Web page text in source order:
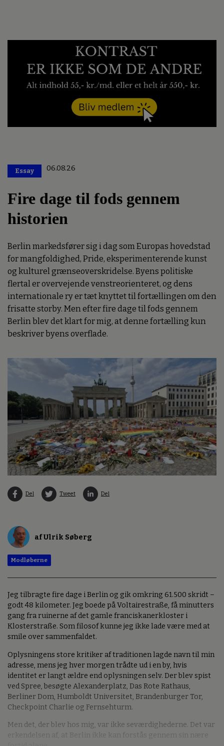
Essay 06.08.26
Fire dage til fods gennem
historien
Berlin markedsfører sig i dag som Europas hovedstad
for mangfoldighed, Pride, eksperimenterende kunst
og kulturel grænseoverskridelse. Byens politiske
flertal er overvejende venstreorienteret, og dens
internationale ry er tæt knyttet til fortællingen om den
frisatte storby. Men efter fire dage til fods gennem
Berlin blev det klart for mig, at denne fortælling kun
beskriver byens overflade.
Del Tweet Del
af Ulrik Søberg
Modløberne
Jeg tilbragte fire dage i Berlin og gik omkring 61.500 skridt –
godt 48 kilometer. Jeg boede på Voltairestraße, få minutters
gang fra ruinerne af det gamle franciskanerkloster i
Klosterstraße. Som filosof kunne jeg ikke lade være med at
smile over sammenfaldet.
Oplysningens store kritiker af traditionen lagde navn til min
adresse, mens jeg hver morgen trådte ud i en by, hvis
identitet er langt ældre end oplysningen selv. Der blev spist
ved Spree, besøgte Alexanderplatz, Das Rote Rathaus,
Berliner Dom, Humboldt Universitet, Brandenburger Tor,
Checkpoint Charlie og Fernsehturm.
Men det, der blev hos mig, var ikke seværdighederne. Det var
erkendelsen af, at Berlin ikke kan forstås gennem sin nære